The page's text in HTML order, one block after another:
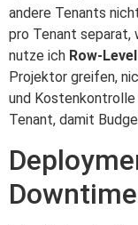
andere Tenants
pro Tenant separat,
nutze ich Row‑Level
Projektor greifen,
und
Tenant, damit
Downtime